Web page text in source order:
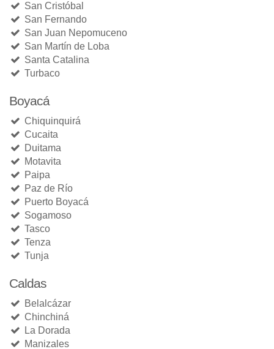
San Cristóbal
San Fernando
San Juan Nepomuceno
San Martín de Loba
Santa Catalina
Turbaco
Boyacá
Chiquinquirá
Cucaita
Duitama
Motavita
Paipa
Paz de Río
Puerto Boyacá
Sogamoso
Tasco
Tenza
Tunja
Caldas
Belalcázar
Chinchiná
La Dorada
Manizales